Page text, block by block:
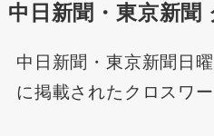
中日新聞・東京新聞
中日新聞・東京新聞日
に掲載されたクロスワ